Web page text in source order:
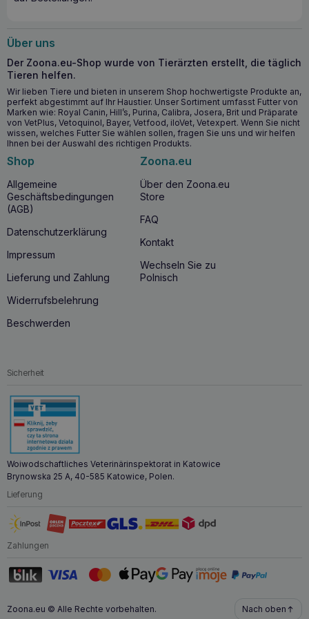
eine tägliche Erfrischung benötigen oder zu
Verschmutzungen neigen. Die Seife ist auch eine gute Wahl
nach Spaziergängen, wenn Ihr Haustier schmutzig
geworden ist, oder nach intensivem Training.
Warum dieses Produkt kaufen?
DieTOTOBI Natural Refreshing Soapist eine gute Wahl
für alle, die ein wirksames und sicheres
Haustierpflegeprodukt suchen. Ihre natürlichen Inhaltsstoffe
das Fell, während Borretschöl und Pflaumenkernöl
antibakterielle und regenerierende Eigenschaften besitzen.
Das Produkt ist umweltfreundlich, hypoallergen und an
Menschen getestet, was es zu einer sicheren und
wirksamen Lösung für die tägliche Pflege macht.
Über uns
Der Zoona.eu-Shop wurde von Tierärzten erstellt, die täglich
Tieren helfen.
Wir lieben Tiere und bieten in unserem Shop hochwertigste Produkte an,
perfekt abgestimmt auf Ihr Haustier. Unser Sortiment umfasst Futter von
Marken wie: Royal Canin, Hill’s, Purina, Calibra, Josera, Brit und Präparate
von VetPlus, Vetoquinol, Bayer, Vetfood, iloVet, Vetexpert. Wenn Sie nicht
wissen, welches Futter Sie wählen sollen, fragen Sie uns und wir helfen
Ihnen bei der Auswahl des richtigen Produkts.
Shop
Allgemeine
Geschäftsbedingungen
(AGB)
Datenschutzerklärung
Impressum
Lieferung und Zahlung
Widerrufsbelehrung
Beschwerden
Zoona.eu
Über den Zoona.eu
Store
FAQ
Kontakt
Wechseln Sie zu
Polnisch
Sicherheit
Woiwodschaftliches Veterinärinspektorat in Katowice
Brynowska 25 A, 40-585 Katowice, Polen.
Lieferung
Zahlungen
Zoona.eu © Alle Rechte vorbehalten. Nach oben